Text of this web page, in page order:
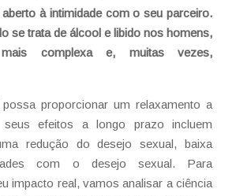
à intimidade com o seu parceiro.
se trata de álcool e libido nos homens,
complexa e, muitas vezes,
proporcionar um relaxamento a
efeitos a longo prazo incluem
redução do desejo sexual, baixa
com o desejo sexual. Para
impacto real, vamos analisar a ciência